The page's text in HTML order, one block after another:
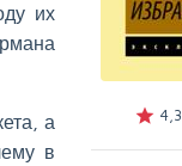
их
а
в
grade 4,3